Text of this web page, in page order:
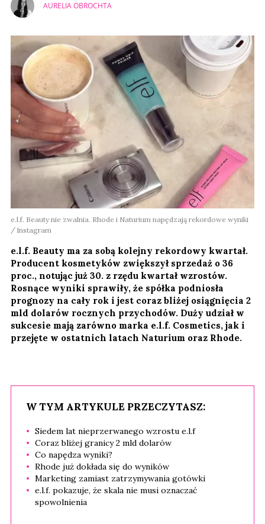
AURELIA OBROCHTA
e.l.f. Beauty nie zwalnia. Rhode i Naturium napędzają rekordowe wyniki
Instagram
e.l.f. Beauty ma za sobą kolejny rekordowy kwartał.
Producent kosmetyków zwiększył sprzedaż o 36
proc., notując już 30. z rzędu kwartał wzrostów.
Rosnące wyniki sprawiły, że spółka podniosła
prognozy na cały rok i jest coraz bliżej osiągnięcia 2
mld dolarów rocznych przychodów. Duży udział w
sukcesie mają zarówno marka e.l.f. Cosmetics, jak i
przejęte w ostatnich latach Naturium oraz Rhode.
W TYM ARTYKULE PRZECZYTASZ:
Siedem lat nieprzerwanego wzrostu e.l.f
Coraz bliżej granicy 2 mld dolarów
Co napędza wyniki?
Rhode już dokłada się do wyników
Marketing zamiast zatrzymywania gotówki
e.l.f. pokazuje, że skala nie musi oznaczać
spowolnienia